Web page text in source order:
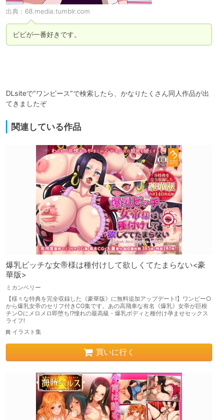
出典： 68.media.tumblr.com
ビビが一番好きです。
DLsiteで“ワンピース”で検索したら、かなりたくさん同人作品が出
てきましたぞ
関連している作品
爆乳ビッチな女帝様は種付けして欲しくてたまらない<豪
華版>
ミカンベリー
【様々な特典を完全収録した《豪華版》に無料追加アップデート!】ワンピー○
から爆乳女帝のセリフ付きCG集です。あの高飛車な有名《爆乳》女帝が巨根
チン○にメロメロ即堕ち!?憧れの最高級・爆乳ボディと種付け孕ませセックス
ライフ!
イラスト集
買いに行く